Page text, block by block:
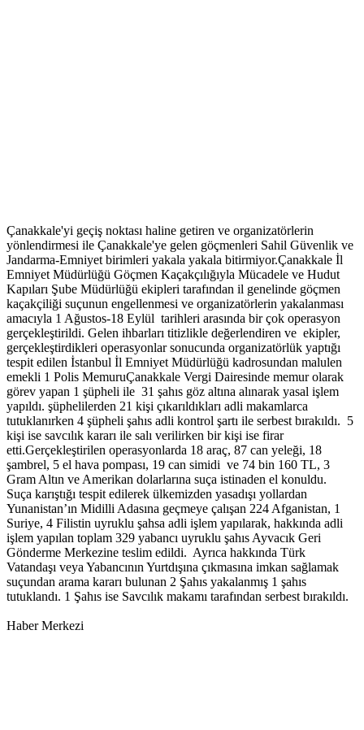
Çanakkale'yi geçiş noktası haline getiren ve organizatörlerin
yönlendirmesi ile Çanakkale'ye gelen göçmenleri Sahil Güvenlik ve
Jandarma-Emniyet birimleri yakala yakala bitirmiyor.Çanakkale İl
Emniyet Müdürlüğü Göçmen Kaçakçılığıyla Mücadele ve Hudut
Kapıları Şube Müdürlüğü ekipleri tarafından il genelinde göçmen
kaçakçiliği suçunun engellenmesi ve organizatörlerin yakalanması
amacıyla 1 Ağustos-18 Eylül tarihleri arasında bir çok operasyon
gerçekleştirildi. Gelen ihbarları titizlikle değerlendiren ve ekipler,
gerçekleştirdikleri operasyonlar sonucunda organizatörlük yaptığı
tespit edilen İstanbul İl Emniyet Müdürlüğü kadrosundan malulen
emekli 1 Polis MemuruÇanakkale Vergi Dairesinde memur olarak
görev yapan 1 şüpheli ile 31 şahıs göz altına alınarak yasal işlem
yapıldı. şüphelilerden 21 kişi çıkarıldıkları adli makamlarca
tutuklanırken 4 şüpheli şahıs adli kontrol şartı ile serbest bırakıldı. 5
kişi ise savcılık kararı ile salı verilirken bir kişi ise firar
etti.Gerçekleştirilen operasyonlarda 18 araç, 87 can yeleği, 18
şambrel, 5 el hava pompası, 19 can simidi ve 74 bin 160 TL, 3
Gram Altın ve Amerikan dolarlarına suça istinaden el konuldu.
Suça karıştığı tespit edilerek ülkemizden yasadışı yollardan
Yunanistan’ın Midilli Adasına geçmeye çalışan 224 Afganistan, 1
Suriye, 4 Filistin uyruklu şahsa adli işlem yapılarak, hakkında adli
işlem yapılan toplam 329 yabancı uyruklu şahıs Ayvacık Geri
Gönderme Merkezine teslim edildi. Ayrıca hakkında Türk
Vatandaşı veya Yabancının Yurtdışına çıkmasına imkan sağlamak
suçundan arama kararı bulunan 2 Şahıs yakalanmış 1 şahıs
tutuklandı. 1 Şahıs ise Savcılık makamı tarafından serbest bırakıldı.
Haber Merkezi